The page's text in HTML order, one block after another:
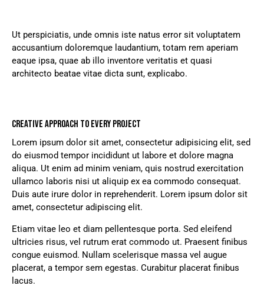
Ut perspiciatis, unde omnis iste natus error sit voluptatem
accusantium doloremque laudantium, totam rem aperiam
eaque ipsa, quae ab illo inventore veritatis et quasi
architecto beatae vitae dicta sunt, explicabo.
CREATIVE APPROACH TO EVERY PROJECT
Lorem ipsum dolor sit amet, consectetur adipisicing elit, sed
do eiusmod tempor incididunt ut labore et dolore magna
aliqua. Ut enim ad minim veniam, quis nostrud exercitation
ullamco laboris nisi ut aliquip ex ea commodo consequat.
Duis aute irure dolor in reprehenderit. Lorem ipsum dolor sit
amet, consectetur adipiscing elit.
Etiam vitae leo et diam pellentesque porta. Sed eleifend
ultricies risus, vel rutrum erat commodo ut. Praesent finibus
congue euismod. Nullam scelerisque massa vel augue
placerat, a tempor sem egestas. Curabitur placerat finibus
lacus.